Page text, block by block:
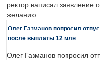
ректор написал заявление
желанию.
Олег Газманов попросил
после выплаты 12 млн
Олег Газманов попросил